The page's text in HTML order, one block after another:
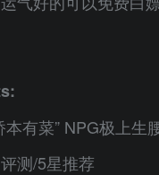
有菜” NPG极上生
测/5星推荐